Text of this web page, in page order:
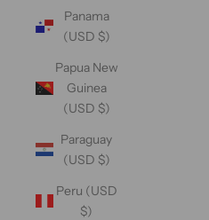
Panama
(USD $)
Papua New
Guinea
(USD $)
Paraguay
(USD $)
Peru (USD
$)